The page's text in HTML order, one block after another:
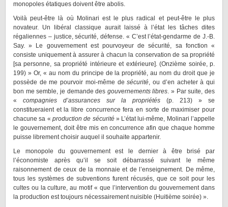
monopoles étatiques doivent être abolis.
Voilà peut-être là où Molinari est le plus radical et peut-être le plus
novateur. Un libéral classique aurait laissé à l’état les tâches dites
régaliennes – justice, sécurité, défense. « C’est l’état-gendarme de J.-B.
Say. » Le gouvernement est pourvoyeur de sécurité, sa fonction «
consiste uniquement à assurer à chacun la conservation de sa propriété
[sa personne, sa propriété intérieure et extérieure]. (Onzième soirée, p.
199) » Or, « au nom du principe de la propriété, au nom du droit que je
possède de me pourvoir moi-même desécurité, ou d’en acheter à qui
bon me semble, je demande des gouvernements libres. » Par suite, des
« compagnies d’assurances sur la propriétés (p. 213) » se
constitueraient et la libre concurrence fera en sorte de maximiser pour
chacune sa « production de sécurité» L’état lui-même, Molinari l’appelle
le gouvernement, doit être mis en concurrence afin que chaque homme
puisse librement choisir auquel il souhaite appartenir.
Le monopole du gouvernement est le dernier à être brisé par
l’économiste après qu’il se soit débarrassé suivant le même
raisonnement de ceux de la monnaie et de l’enseignement. De même,
tous les systèmes de subventions furent récusés, que ce soit pour les
cultes ou la culture, au motif « que l’intervention du gouvernement dans
la production est toujours nécessairement nuisible (Huitième soirée) ».